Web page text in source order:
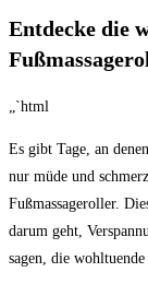
Entdecke die
„`html
Es gibt Tage, an​
nur müde und​
Fußmassageroller.
darum geht,
sagen, die